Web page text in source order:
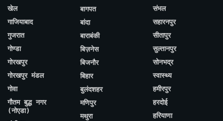
खेल
गाजियाबाद
गुजरात
गोण्डा
गोरखपुर
गोरखपुर मंडल
गोवा
गौतम बुद्ध नगर
(नोएडा)
बागपत
बांदा
बाराबंकी
बिज़नेस
बिजनौर
बिहार
बुलंदशहर
मणिपुर
मथुरा
संभल
सहारनपुर
सीतापुर
सुल्तानपुर
सोनभद्र
स्वास्थ्य
हमीरपुर
हरदोई
हरियाणा